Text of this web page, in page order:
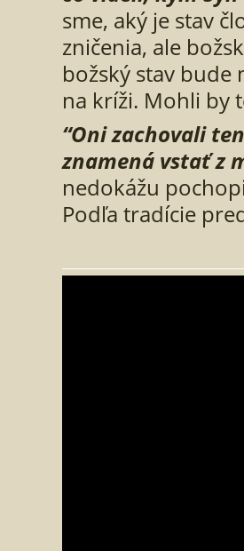
sme, aký je stav
zničenia, ale
božský stav
na kríži. Mohli by
“Oni zachovali
znamená vstaťz
nedokážu
Podľa tradície